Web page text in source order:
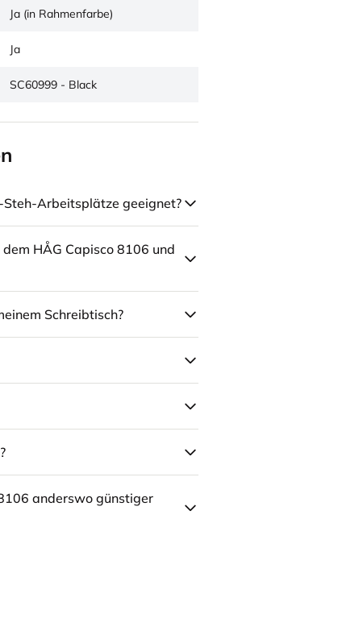
Ja (in Rahmenfarbe)
Ja
SC60999 - Black
Arbeitsplätze geeignet?
HÅG Capisco 8106 und
Schreibtisch?
anderswo günstiger